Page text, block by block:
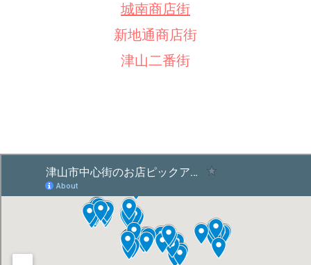
城南商店街
新地通商店街
津山二番街